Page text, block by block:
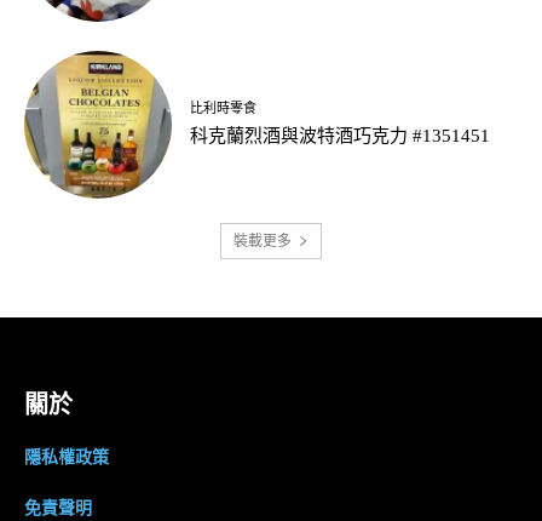
比利時零食
科克蘭烈酒與波特酒巧克力 #1351451
裝載更多
關於
隱私權政策
免責聲明